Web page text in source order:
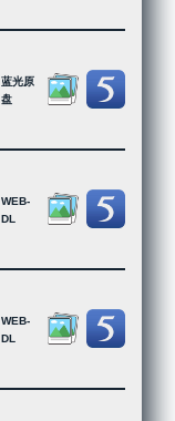
蓝光原
盘
WEB-
DL
WEB-
DL